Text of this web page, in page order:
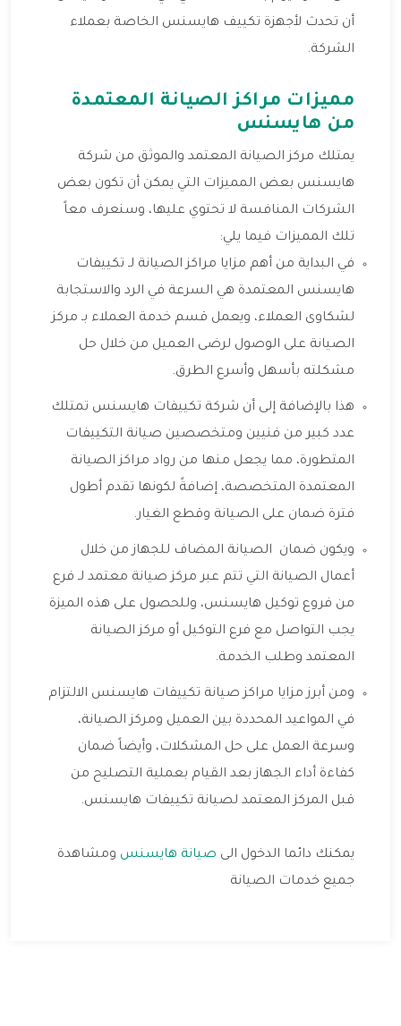
أن تحدث لأجهزة تكييف هايسنس الخاصة بعملاء
الشركة.
مميزات مراكز الصيانة المعتمدة
من هايسنس
يمتلك مركز الصيانة المعتمد والموثق من شركة
هايسنس بعض المميزات التي يمكن أن تكون بعض
الشركات المنافسة لا تحتوي عليها، وسنعرف معاً
تلك المميزات فيما يلي:
في البداية من أهم مزايا مراكز الصيانة لـ تكييفات
هايسنس المعتمدة هي السرعة في الرد والاستجابة
لشكاوى العملاء، ويعمل قسم خدمة العملاء بـ مركز
الصيانة على الوصول لرضى العميل من خلال حل
مشكلته بأسهل وأسرع الطرق.
هذا بالإضافة إلى أن شركة تكييفات هايسنس تمتلك
عدد كبير من فنيين ومتخصصين صيانة التكييفات
المتطورة، مما يجعل منها من رواد مراكز الصيانة
المعتمدة المتخصصة، إضافةً لكونها تقدم أطول
فترة ضمان على الصيانة وقطع الغيار.
ويكون ضمان الصيانة المضاف للجهاز من خلال
أعمال الصيانة التي تتم عبر مركز صيانة معتمد لـ فرع
من فروع توكيل هايسنس، وللحصول على هذه الميزة
يجب التواصل مع فرع التوكيل أو مركز الصيانة
المعتمد وطلب الخدمة.
ومن أبرز مزايا مراكز صيانة تكييفات هايسنس الالتزام
في المواعيد المحددة بين العميل ومركز الصيانة،
وسرعة العمل على حل المشكلات، وأيضاً ضمان
كفاءة أداء الجهاز بعد القيام بعملية التصليح من
قبل المركز المعتمد لصيانة تكييفات هايسنس.
يمكنك دائما الدخول الى صيانة هايسنس ومشاهدة
جميع خدمات الصيانة